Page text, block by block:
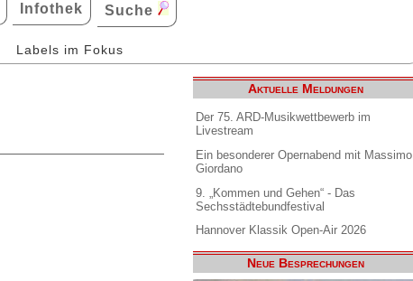
Infothek Suche
Labels im Fokus
Aktuelle Meldungen
Der 75. ARD-Musikwettbewerb im
Livestream
Ein besonderer Opernabend mit Massimo
Giordano
9. „Kommen und Gehen“ - Das
Sechsstädtebundfestival
Hannover Klassik Open-Air 2026
Neue Besprechungen